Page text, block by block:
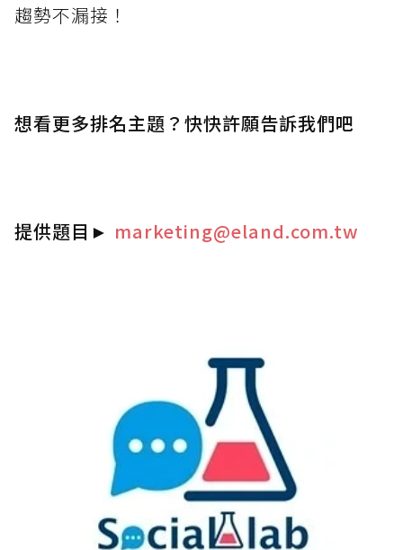
趨勢不漏接！
想看更多排名主題？快快許願告訴我們吧
提供題目 ► marketing@eland.com.tw